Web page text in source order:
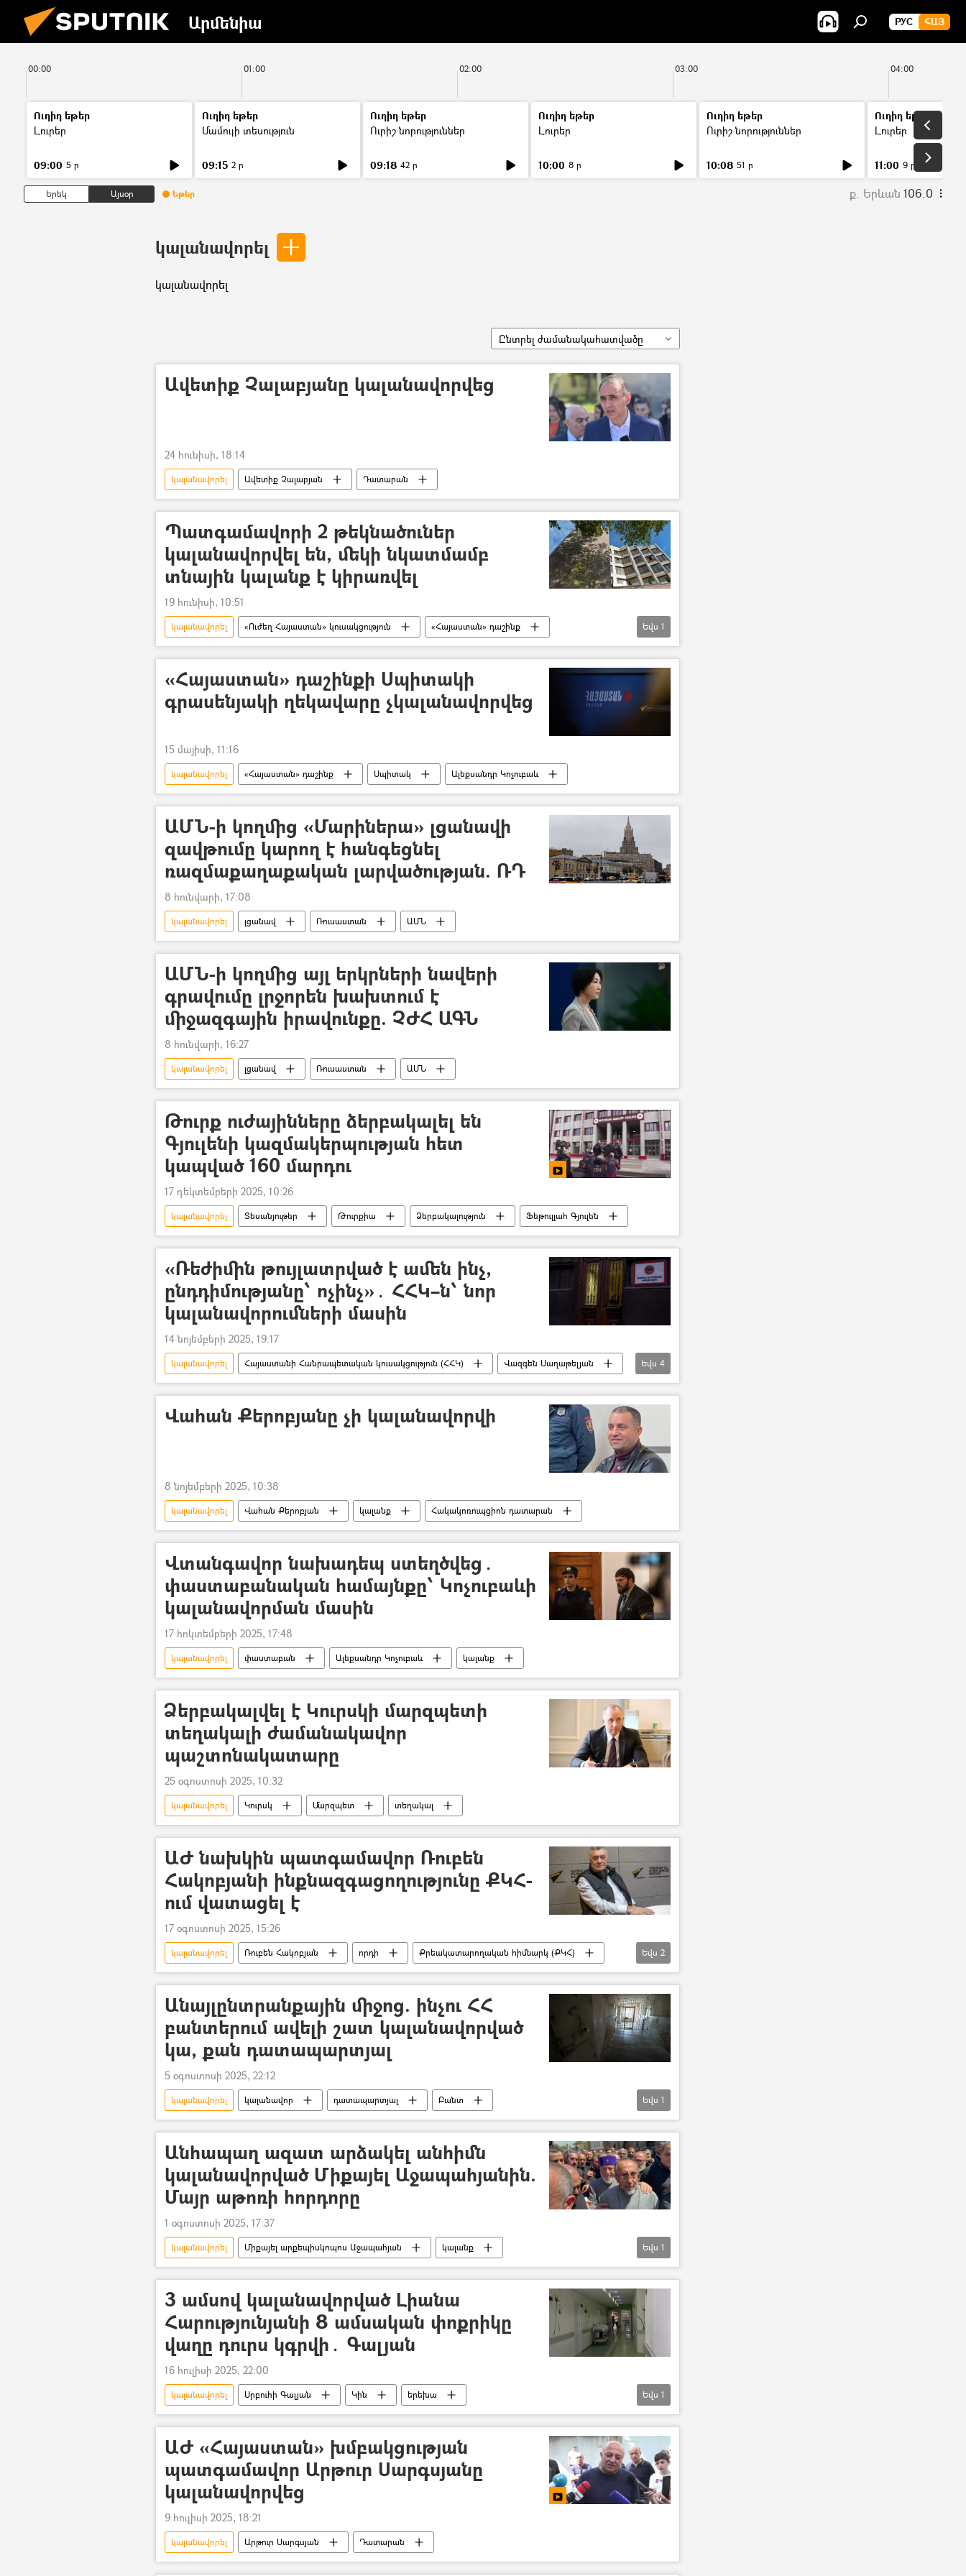
Արմենիա РУС ՀԱՅ
00:00 01:00 02:00 03:00 04:00
Ուղիղ եթեր
Լուրեր
09:00 5 ր
Ուղիղ եթեր
Մամուլի տեսություն
09:15 2 ր
Ուղիղ եթեր
Ուրիշ նորություններ
09:18 42 ր
Ուղիղ եթեր
Լուրեր
10:00 8 ր
Ուղիղ եթեր
Ուրիշ նորություններ
10:08 51 ր
Ուղիղ եթեր
Լուրեր
11:00 9 ր
Երեկ Այսօր Եթեր ք. Երևան 106.0
կալանավորել
կալանավորել
Ընտրել ժամանակահատվածը
Ավետիք Չալաբյանը կալանավորվեց
24 հունիսի, 18:14
կալանավորել Ավետիք Չալաբյան Դատարան
Պատգամավորի 2 թեկնածուներ
կալանավորվել են, մեկի նկատմամբ
տնային կալանք է կիրառվել
19 հունիսի, 10:51
կալանավորել «Ուժեղ Հայաստան» կուսակցություն
«Հայաստան» դաշինք
ՀՀ քննչական կոմիտե
Եվս 1
«Հայաստան» դաշինքի Սպիտակի
գրասենյակի ղեկավարը չկալանավորվեց
15 մայիսի, 11:16
կալանավորել «Հայաստան» դաշինք Սպիտակ Ալեքսանդր Կոչուբաև
ԱՄՆ-ի կողմից «Մարիներա» լցանավի
զավթումը կարող է հանգեցնել
ռազմաքաղաքական լարվածության. ՌԴ
8 հունվարի, 17:08
կալանավորել լցանավ Ռուսաստան ԱՄՆ
ԱՄՆ-ի կողմից այլ երկրների նավերի
գրավումը լրջորեն խախտում է
միջազգային իրավունքը. ՉԺՀ ԱԳՆ
8 հունվարի, 16:27
կալանավորել լցանավ Ռուսաստան ԱՄՆ
Թուրք ուժայինները ձերբակալել են
Գյուլենի կազմակերպության հետ
կապված 160 մարդու
17 դեկտեմբերի 2025, 10:26
կալանավորել Տեսանյութեր Թուրքիա Ձերբակալություն Ֆեթուլլահ Գյուլեն
«Ռեժիմին թույլատրված է ամեն ինչ,
ընդդիմությանը՝ ոչինչ»․ ՀՀԿ–ն՝ նոր
կալանավորումների մասին
14 նոյեմբերի 2025, 19:17
կալանավորել Հայաստանի Հանրապետական կուսակցություն (ՀՀԿ)
Վազգեն Սաղաթելյան
Նարեկ Սամսոնյան
հայտարարություն
Ձերբակալություն
«Իմնեմնիմի» հաղորդաշար
Եվս 4
Վահան Քերոբյանը չի կալանավորվի
8 նոյեմբերի 2025, 10:38
կալանավորել Վահան Քերոբյան կալանք Հակակոռուպցիոն դատարան
Վտանգավոր նախադեպ ստեղծվեց․
փաստաբանական համայնքը՝ Կոչուբաևի
կալանավորման մասին
17 հոկտեմբերի 2025, 17:48
կալանավորել փաստաբան Ալեքսանդր Կոչուբաև կալանք
Ձերբակալվել է Կուրսկի մարզպետի
տեղակալի ժամանակավոր
պաշտոնակատարը
25 օգոստոսի 2025, 10:32
կալանավորել Կուրսկ Մարզպետ տեղակալ
ԱԺ նախկին պատգամավոր Ռուբեն
Հակոբյանի ինքնազգացողությունը ՔԿՀ-
ում վատացել է
17 օգոստոսի 2025, 15:26
կալանավորել Ռուբեն Հակոբյան որդի
Քրեակատարողական հիմնարկ (ՔԿՀ)
հիվանդություն
հիվանդանոց
Եվս 2
Անայլընտրանքային միջոց. ինչու ՀՀ
բանտերում ավելի շատ կալանավորված
կա, քան դատապարտյալ
5 օգոստոսի 2025, 22:12
կալանավորել կալանավոր դատապարտյալ
Բանտ
Քրեակատարողական հիմնարկ (ՔԿՀ)
Եվս 1
Անհապաղ ազատ արձակել անհիմն
կալանավորված Միքայել Աջապահյանին.
Մայր աթոռի հորդորը
1 օգոստոսի 2025, 17:37
կալանավորել Միքայել արքեպիսկոպոս Աջապահյան
կալանք
Մայր Աթոռ Սուրբ Էջմիածին
Եվս 1
3 ամսով կալանավորված Լիանա
Հարությունյանի 8 ամսական փոքրիկը
վաղը դուրս կգրվի․ Գալյան
16 հուլիսի 2025, 22:00
կալանավորել Սրբուհի Գալյան Կին
երեխա
Քրեակատարողական հիմնարկ (ՔԿՀ)
Եվս 1
ԱԺ «Հայաստան» խմբակցության
պատգամավոր Արթուր Սարգսյանը
կալանավորվեց
9 հուլիսի 2025, 18:21
կալանավորել Արթուր Սարգսյան Դատարան